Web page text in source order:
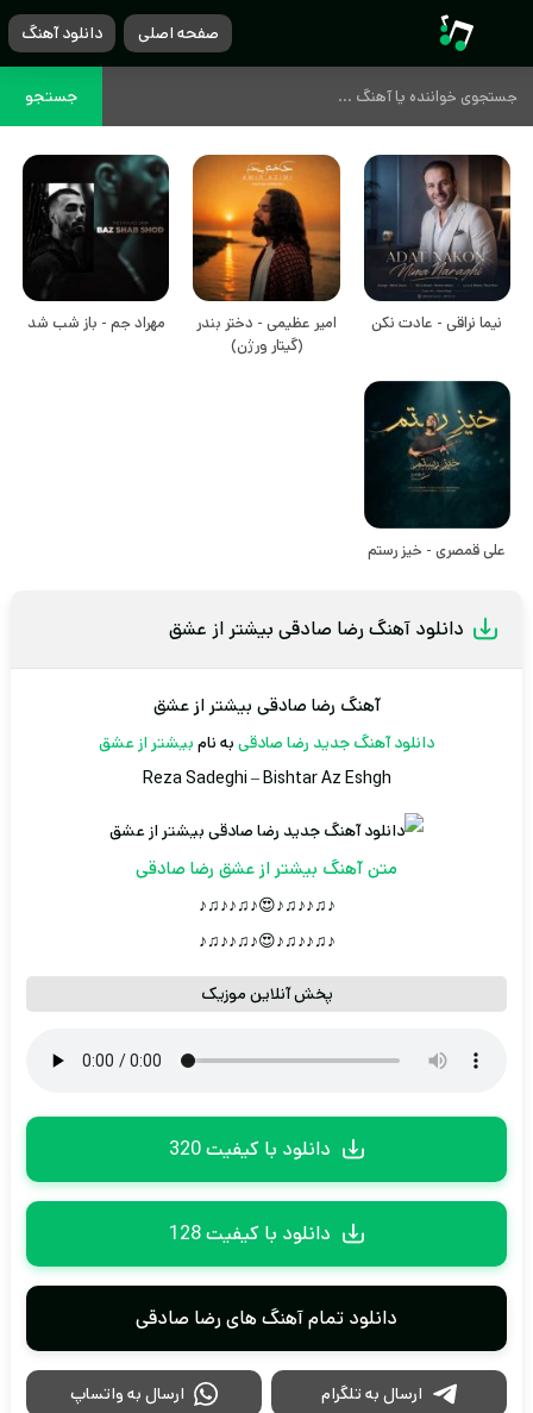
صفحه اصلی دانلود آهنگ
جستجو
نیما نراقی - عادت نکن
امیر عظیمی - دختر بندر
(گیتار ورژن)
مهراد جم - باز شب شد
علی قمصری - خیز رستم
دانلود آهنگ رضا صادقی بیشتر از عشق
آهنگ رضا صادقی بیشتر از عشق
دانلود آهنگ جدید رضا صادقی به نام بیشتر از عشق
Reza Sadeghi –Bishtar Az Eshgh
متن آهنگ بیشتر از عشق رضا صادقی
♪♫♪♪♫♪😍♪♫♪♪♫♪
♪♫♪♪♫♪😍♪♫♪♪♫♪
پخش آنلاین موزیک
دانلود با کیفیت 320
دانلود با کیفیت 128
دانلود تمام آهنگ های رضا صادقی
ارسال به تلگرام ارسال به واتساپ